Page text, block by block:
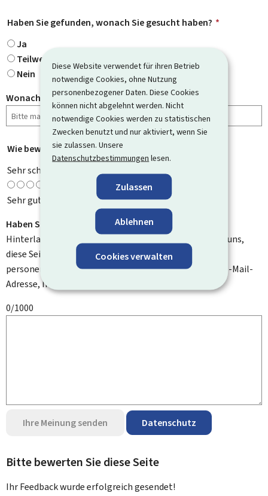
Diese Website verwendet für ihren Betrieb
notwendige Cookies, ohne Nutzung
personenbezogener Daten. Diese Cookies
können nicht abgelehnt werden. Nicht
notwendige Cookies werden zu statistischen
Zwecken benutzt und nur aktiviert, wenn Sie
sie zulassen. Unsere
Datenschutzbestimmungen lesen.
Zulassen
Ablehnen
Cookies verwalten
Haben Sie gefunden, wonach Sie gesucht haben? *
Ja
Teilweise
Nein
Wonach haben Sie gesucht?
Wie bewerten Sie diese Seite?
Sehr schlecht
Sehr gut
Haben Sie Verbesserungsvorschläge?
Hinterlassen Sie uns einen Kommentar und helfen Sie uns,
diese Seite zu verbessern. Bitte geben Sie keine
personenbezogenen Daten an, wie zum Beispiel Ihre E-Mail-
Adresse, Ihren Namen oder Ihre Telefonnummer.
0/1000
Ihre Meinung senden Datenschutz
Bitte bewerten Sie diese Seite
Ihr Feedback wurdeerfolgreichgesendet!